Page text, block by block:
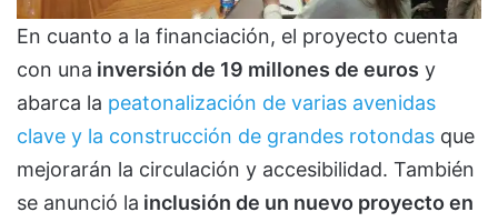
En cuanto a la financiación, el proyecto cuenta
con una inversión de 19 millones de euros y
abarca la peatonalización de varias avenidas
clave y la construcción de grandes rotondas que
mejorarán la circulación y accesibilidad. También
se anunció la inclusión de un nuevo proyecto en